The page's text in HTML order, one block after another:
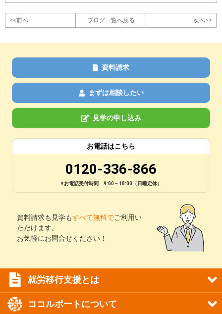
<<前へ ブログ一覧へ戻る 次へ>>
資料請求
まずは相談したい
見学の申し込み
お電話はこちら
0120-336-866
※お電話受付時間 9:00～18:00（日曜定休）
資料請求も見学もすべて無料でご利用い
ただけます。
お気軽にお問合せください！
就労移行支援とは
ココルポートについて